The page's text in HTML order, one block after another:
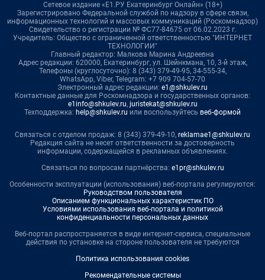
Сетевое издание «Е1.РУ Екатеринбург Онлайн» (18+)
Зарегистрировано Федеральной службой по надзору в сфере связи,
информационных технологий и массовых коммуникаций (Роскомнадзор)
Свидетельство о регистрации № ФС77-84675 от 06.02.2023 г.
Учредитель: Общество с ограниченной ответственностью "ИНТЕРНЕТ
ТЕХНОЛОГИИ"
Главный редактор: Малкова Марина Андреевна
Адрес редакции: 620000, Екатеринбург, ул. Шейнкмана, 10, 3-й этаж,
Телефоны (круглосуточно): 8 (343) 379-49-95, 34-555-34,
WhatsApp, Viber, Telegram: +7 909 704-57-70
Электронный адрес редакции: e1@shkulev.ru
Контактные данные для Роскомнадзора и государственных органов:
e1info@shkulev.ru, juristekat@shkulev.ru
Техподдержка: help@shkulev.ru или воспользуйтесь веб-формой
Связаться с отделом продаж: 8 (343) 379-49-10, reklamae1@shkulev.ru
Редакция сайта не несет ответственности за достоверность
информации, содержащейся в рекламных объявлениях.
Связаться по вопросам партнёрства: e1pr@shkulev.ru
Особенности эксплуатации (использования) веб-портала регулируются:
Руководством пользователя
Описанием функциональных характеристик ПО
Условиями использования веб-портала и политикой
конфиденциальности персональных данных
Веб-портал распространяется в виде интернет-сервиса, специальные
действия по установке на стороне пользователя не требуются
Политика использования cookies
Рекомендательные системы